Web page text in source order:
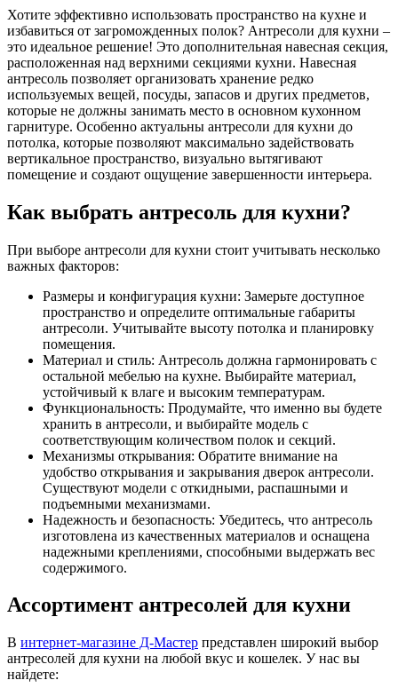
Хотите эффективно использовать пространство на кухне и
избавиться от загроможденных полок? Антресоли для кухни –
это идеальное решение! Это дополнительная навесная секция,
расположенная над верхними секциями кухни. Навесная
антресоль позволяет организовать хранение редко
используемых вещей, посуды, запасов и других предметов,
которые не должны занимать место в основном кухонном
гарнитуре. Особенно актуальны антресоли для кухни до
потолка, которые позволяют максимально задействовать
вертикальное пространство, визуально вытягивают
помещение и создают ощущение завершенности интерьера.
Как выбрать антресоль для кухни?
При выборе антресоли для кухни стоит учитывать несколько
важных факторов:
Размеры и конфигурация кухни: Замерьте доступное
пространство и определите оптимальные габариты
антресоли. Учитывайте высоту потолка и планировку
помещения.
Материал и стиль: Антресоль должна гармонировать с
остальной мебелью на кухне. Выбирайте материал,
устойчивый к влаге и высоким температурам.
Функциональность: Продумайте, что именно вы будете
хранить в антресоли, и выбирайте модель с
соответствующим количеством полок и секций.
Механизмы открывания: Обратите внимание на
удобство открывания и закрывания дверок антресоли.
Существуют модели с откидными, распашными и
подъемными механизмами.
Надежность и безопасность: Убедитесь, что антресоль
изготовлена из качественных материалов и оснащена
надежными креплениями, способными выдержать вес
содержимого.
Ассортимент антресолей для кухни
В интернет-магазине Д-Мастер представлен широкий выбор
антресолей для кухни на любой вкус и кошелек. У нас вы
найдете: